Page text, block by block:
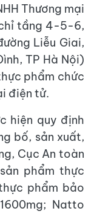
Thương mại
tầng 4-5-6,
Liễu Giai,
TP Hà Nội)
phẩm chức
điện tử.
hiện quy định
bố, sản xuất,
Cục An toàn
phẩm thực
phẩm bảo
Natto